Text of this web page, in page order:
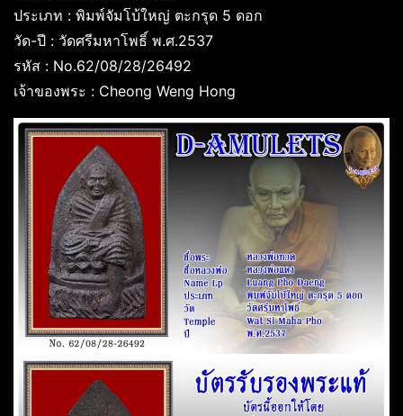
ประเภท : พิมพ์จัมโบ้ใหญ่ ตะกรุด 5 ดอก
วัด-ปี : วัดศรีมหาโพธิ์ พ.ศ.2537
รหัส : No.62/08/28/26492
เจ้าของพระ : Cheong Weng Hong